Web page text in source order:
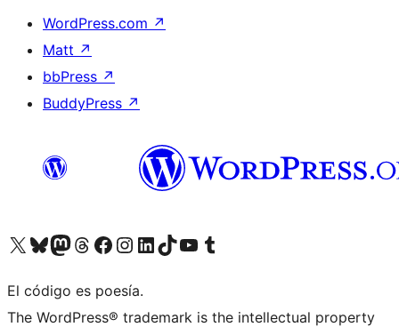
WordPress.com ↗
Matt ↗
bbPress ↗
BuddyPress ↗
Visitá nuestra cuenta de X (anteriormente Twitter)
Visitá nuestra cuenta de Bluesky
Visitá nuestra cuenta de Mastodon
Visitá nuestra cuenta de Threads
Visitá nuestra página de Facebook
Visitá nuestra cuenta de Instagram
Visitá nuestra cuenta de LinkedIn
Visitá nuestra cuenta de TikTok
Visitá nuestro canal de YouTube
Visitá nuestra cuenta de Tumblr
El código es poesía.
The WordPress® trademark is the intellectual property